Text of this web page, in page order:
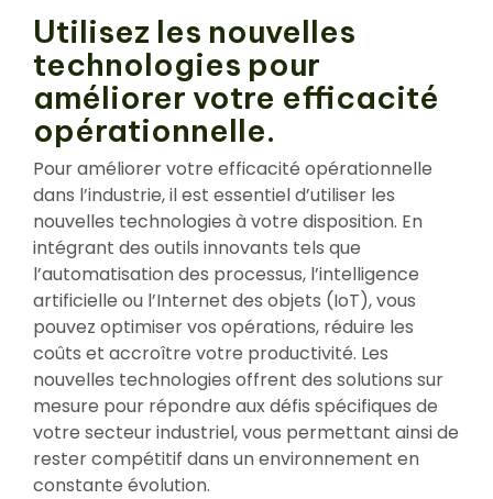
Utilisez les nouvelles
technologies pour
améliorer votre efficacité
opérationnelle.
Pour améliorer votre efficacité opérationnelle
dans l’industrie, il est essentiel d’utiliser les
nouvelles technologies à votre disposition. En
intégrant des outils innovants tels que
l’automatisation des processus, l’intelligence
artificielle ou l’Internet des objets (IoT), vous
pouvez optimiser vos opérations, réduire les
coûts et accroître votre productivité. Les
nouvelles technologies offrent des solutions sur
mesure pour répondre aux défis spécifiques de
votre secteur industriel, vous permettant ainsi de
rester compétitif dans un environnement en
constante évolution.